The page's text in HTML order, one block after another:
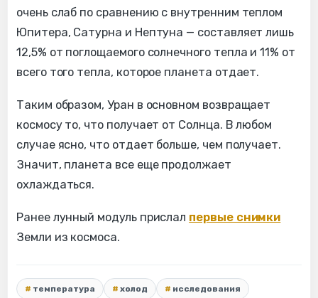
очень слаб по сравнению с внутренним теплом
Юпитера, Сатурна и Нептуна — составляет лишь
12,5% от поглощаемого солнечного тепла и 11% от
всего того тепла, которое планета отдает.
Таким образом, Уран в основном возвращает
космосу то, что получает от Солнца. В любом
случае ясно, что отдает больше, чем получает.
Значит, планета все еще продолжает
охлаждаться.
Ранее лунный модуль прислал первые снимки
Земли из космоса.
температура холод исследования